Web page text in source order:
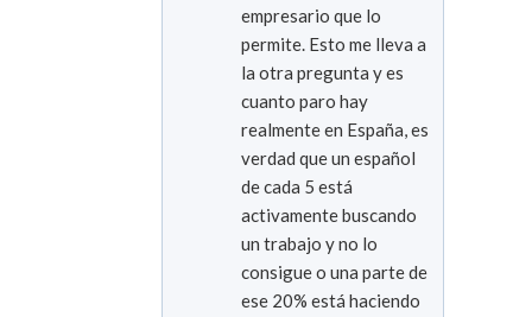
empresario que lo
permite. Esto me lleva a
la otra pregunta y es
cuanto paro hay
realmente en España, es
verdad que un español
de cada 5 está
activamente buscando
un trabajo y no lo
consigue o una parte de
ese 20% está haciendo